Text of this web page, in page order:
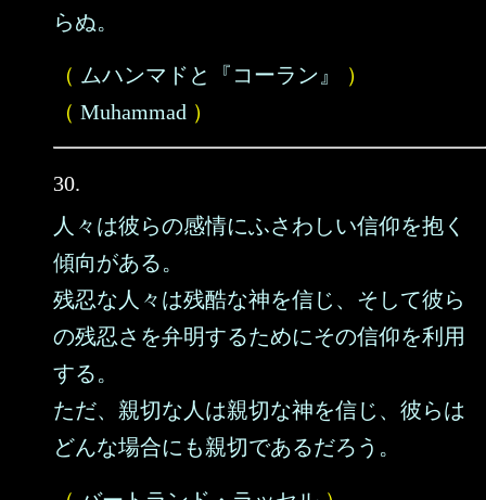
らぬ。
（ ムハンマドと『コーラン』
）
（ Muhammad ）
30.
人々は彼らの感情にふさわしい信仰を抱く
傾向がある。
残忍な人々は残酷な神を信じ、そして彼ら
の残忍さを弁明するためにその信仰を利用
する。
ただ、親切な人は親切な神を信じ、彼らは
どんな場合にも親切であるだろう。